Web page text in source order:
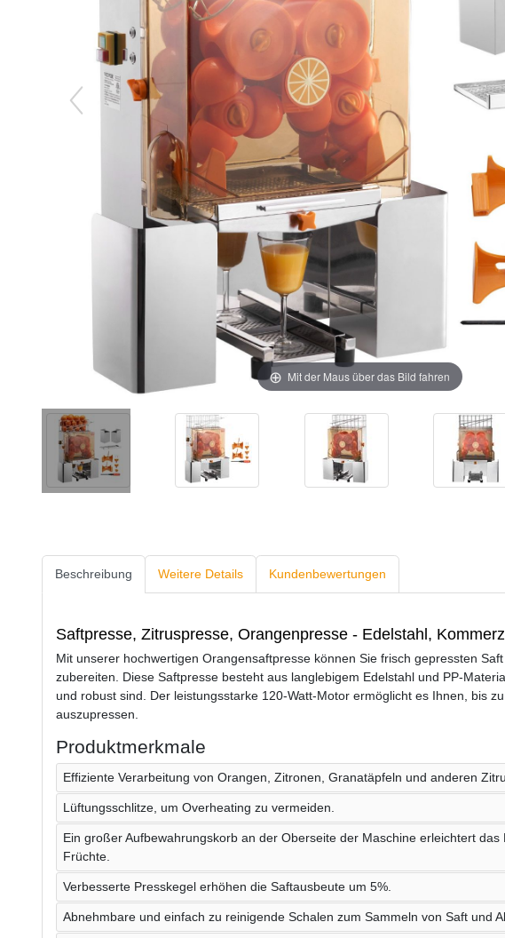
Mit der Maus über das Bild fahren
Beschreibung Weitere Details Kundenbewertungen
Saftpresse, Zitruspresse, Orangenpresse - Edelstahl,
Mit unserer hochwertigen Orangensaftpresse können Sie frisch gepressten
zubereiten. Diese Saftpresse besteht aus langlebigem Edelstahl und PP-
und robust sind. Der leistungsstarke 120-Watt-Motor ermöglicht es Ihnen, bis
auszupressen.
Produktmerkmale
Effiziente Verarbeitung von Orangen, Zitronen, Granatäpfeln und anderen
Lüftungsschlitze, um Overheating zu vermeiden.
Ein großer Aufbewahrungskorb an der Oberseite der Maschine erleichtert das
Früchte.
Verbesserte Presskegel erhöhen die Saftausbeute um 5%.
Abnehmbare und einfach zu reinigende Schalen zum Sammeln von Saft und